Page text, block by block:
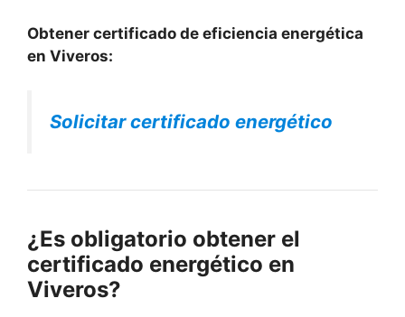
Obtener certificado de eficiencia energética
en Viveros:
Solicitar certificado energético
¿Es obligatorio obtener el
certificado energético en
Viveros?